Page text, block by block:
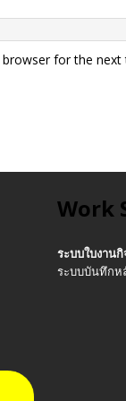
for the
Work
ระบบใบงาน
ระบบบันทึกห